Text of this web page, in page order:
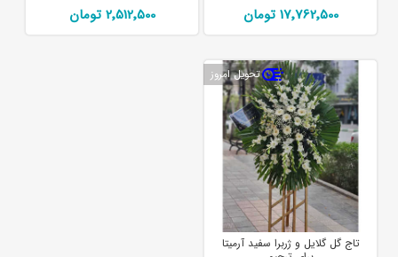
17٬762٬500 تومان 2٬512٬500 تومان
تحویل امروز
تاج گل گلایل و ژربرا سفید آرمیتا